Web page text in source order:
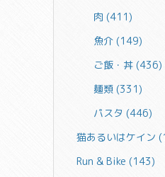
肉(411)
魚介(149)
ご飯・丼(436)
麺類(331)
パスタ(446)
猫あるいはケイン
Run & Bike (143)